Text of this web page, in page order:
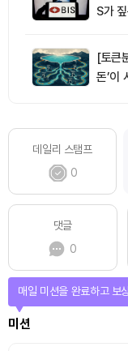
S가
[토큰
돈’이
데일리 스탬프
0
댓글
0
미션
매일 미션을 완료하고 보